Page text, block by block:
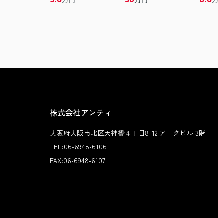
株式会社アンティ
大阪府大阪市北区天神橋４丁目8-12 アークビル 3階
TEL:06-6948-6106
FAX:06-6948-6107